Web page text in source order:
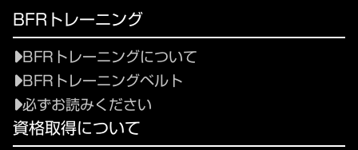
BFRトレーニング
BFRトレーニングについて
BFRトレーニングベルト
必ずお読みください
資格取得について